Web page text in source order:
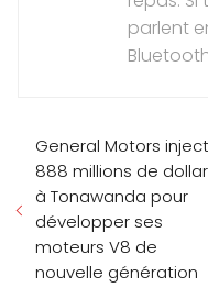
parlent
General Motors
888 millions de
à Tonawanda pour
développer ses
moteurs V8 de
nouvelle génération